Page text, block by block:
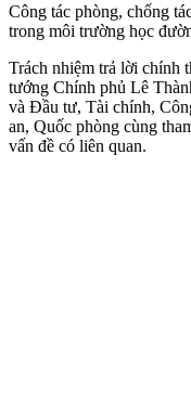
Công tác phòng, chống
trong môi trường học
Trách nhiệm trả lời chính
tướng Chính phủ Lê
và Đầu tư, Tài chính,
an, Quốc phòng cùng
vấn đề có liên quan.